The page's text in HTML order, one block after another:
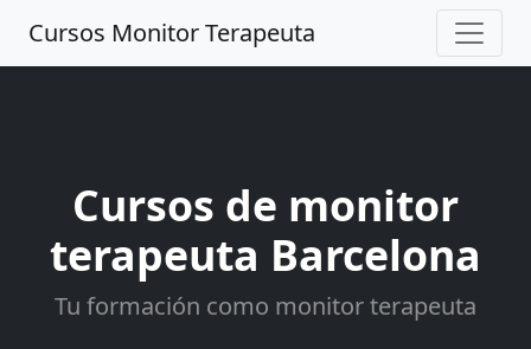
Cursos Monitor Terapeuta
Cursos de monitor
terapeuta Barcelona
Tu formación como monitor terapeuta